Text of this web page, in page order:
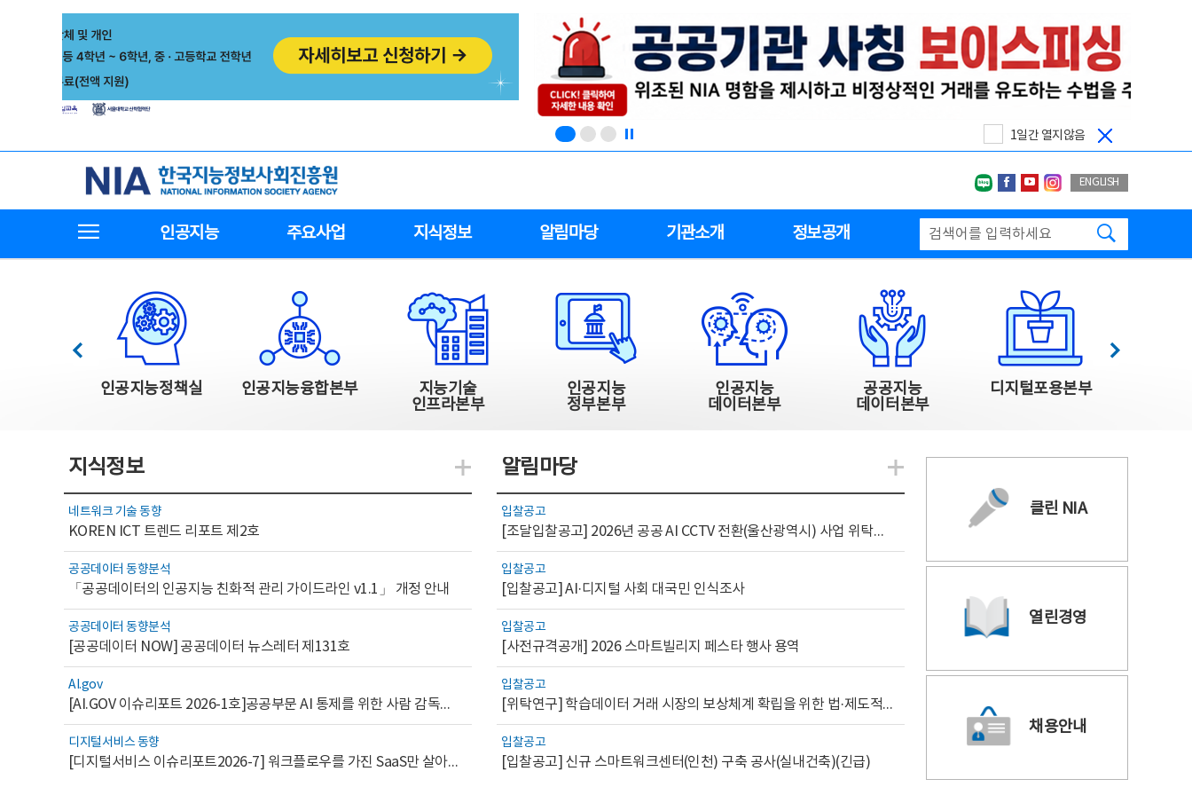
1일간 열지않음
한국지능정보사회진흥원
네이버블로그
페이스북
유투브인스타그랩
ENGLISH
인공지능 주요사업 지식정보 알림마당 기관소개 정보공개
한국지능정보사회진흥원 주요사업
인공지능정책실 인공지능융합본부
지능기술
인프라본부
인공지능
정부본부
인공지능
데이터본부
공공지능
데이터본부
디지털포용본부
이전 다음
지식정보
네트워크 기술 동향
KOREN ICT 트렌드 리포트 제2호
공공데이터 동향분석
「공공데이터의 인공지능 친화적 관리 가이드라인 v1.1」 개정 안내
공공데이터 동향분석
[공공데이터 NOW] 공공데이터 뉴스레터 제131호
AI.gov
[AI.GOV 이슈리포트 2026-1호]공공부문 AI 통제를 위한 사람 감독의 해외 사례 분석 및 시사점
디지털서비스 동향
[디지털서비스 이슈리포트2026-7] 워크플로우를 가진 SaaS만 살아남는다
지식관련 더보기
알림마당
입찰공고
[조달입찰공고] 2026년 공공 AI CCTV 전환(울산광역시) 사업 위탁감리
입찰공고
[입찰공고] AI·디지털 사회 대국민 인식조사
입찰공고
[사전규격공개] 2026 스마트빌리지 페스타 행사 용역
입찰공고
[위탁연구] 학습데이터 거래 시장의 보상체계 확립을 위한 법·제도적 검토 방안 연구
입찰공고
[입찰공고] 신규 스마트워크센터(인천) 구축 공사(실내건축)(긴급)
알림관련 더보기
클린 NIA
열린경영
채용안내